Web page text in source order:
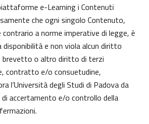
e-Learning i Contenuti
che ogni singolo Contenuto,
a norme imperative di legge, è
e non viola alcun diritto
brevetto o altro diritto di terzi
contratto e/o consuetudine,
l’Università degli Studi di Padova da
di accertamento e/o controllo della